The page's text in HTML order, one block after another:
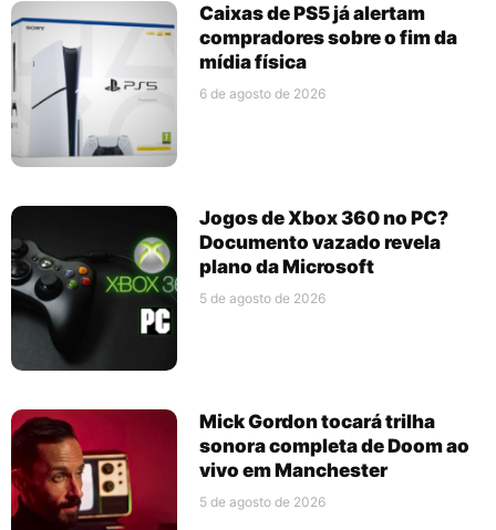
Caixas de PS5 já alertam
compradores sobre o fim da
mídia física
6 de agosto de 2026
Jogos de Xbox 360 no PC?
Documento vazado revela
plano da Microsoft
5 de agosto de 2026
Mick Gordon tocará trilha
sonora completa de Doom ao
vivo em Manchester
5 de agosto de 2026